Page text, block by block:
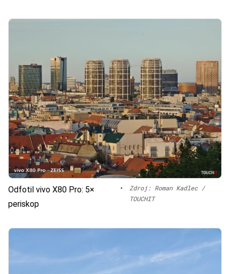
Odfotil vivo X80 Pro: 5×
periskop
•
Zdroj: Roman Kadlec /
TOUCHIT